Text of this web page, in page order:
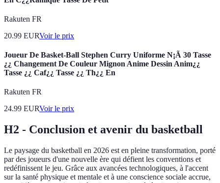
Rakuten FR
20.99 EURVoir le prix
Joueur De Basket-Ball Stephen Curry Uniforme N¡Ã 30 Tasse
¿¿ Changement De Couleur Mignon Anime Dessin Anim¿¿
Tasse ¿¿ Caf¿¿ Tasse ¿¿ Th¿¿ En
Rakuten FR
24.99 EURVoir le prix
H2 - Conclusion et avenir du basketball
Le paysage du basketball en 2026 est en pleine transformation, porté
par des joueurs d'une nouvelle ère qui défient les conventions et
redéfinissent le jeu. Grâce aux avancées technologiques, à l'accent
sur la santé physique et mentale et à une conscience sociale accrue,